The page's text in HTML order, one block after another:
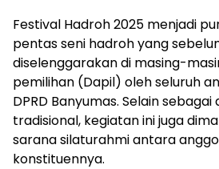
Festival Hadroh 2025 menjadi
pentas seni hadroh yang
diselenggarakan di masing-
pemilihan (Dapil) oleh seluruh
DPRD Banyumas. Selain
tradisional, kegiatan ini juga
sarana silaturahmi antara
konstituennya.